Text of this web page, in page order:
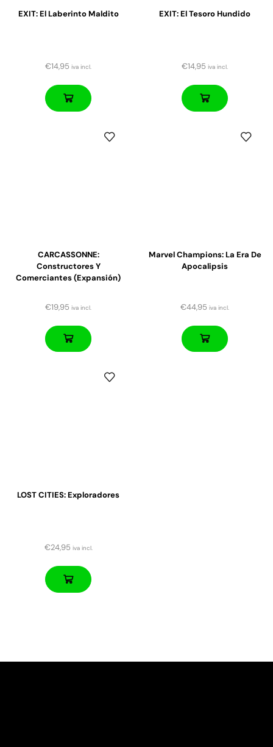
EXIT: El Laberinto Maldito
€14,95 iva incl.
EXIT: El Tesoro Hundido
€14,95 iva incl.
CARCASSONNE:
Constructores Y
Comerciantes (expansión)
€19,95 iva incl.
Marvel Champions: La Era De
Apocalipsis
€44,95 iva incl.
LOST CITIES: Exploradores
€24,95 iva incl.